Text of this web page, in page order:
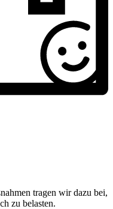
tragen wir dazu bei,
zu belasten.